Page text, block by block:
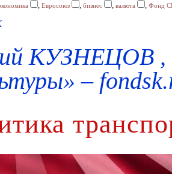
, Евросоюз , бизнес , валюта , Фонд
КУЗНЕЦОВ ,
–